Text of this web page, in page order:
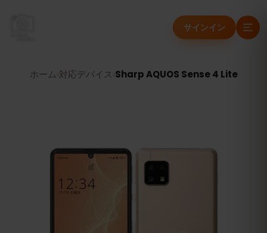
サインイン
ホーム 対応デバイス Sharp AQUOS Sense 4 Lite